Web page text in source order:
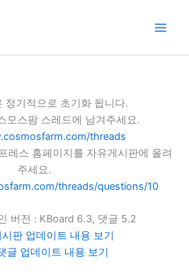
정기적으로 초기화 됩니다.
모스팜 스레드에 남겨주세요.
threads
레스 홈페이지를 자유게시판에 올려
주세요.
threads/questions/10
버전 : KBoard 6.3, 댓글 5.2
판 업데이트 내용 보기
글 업데이트 내용 보기